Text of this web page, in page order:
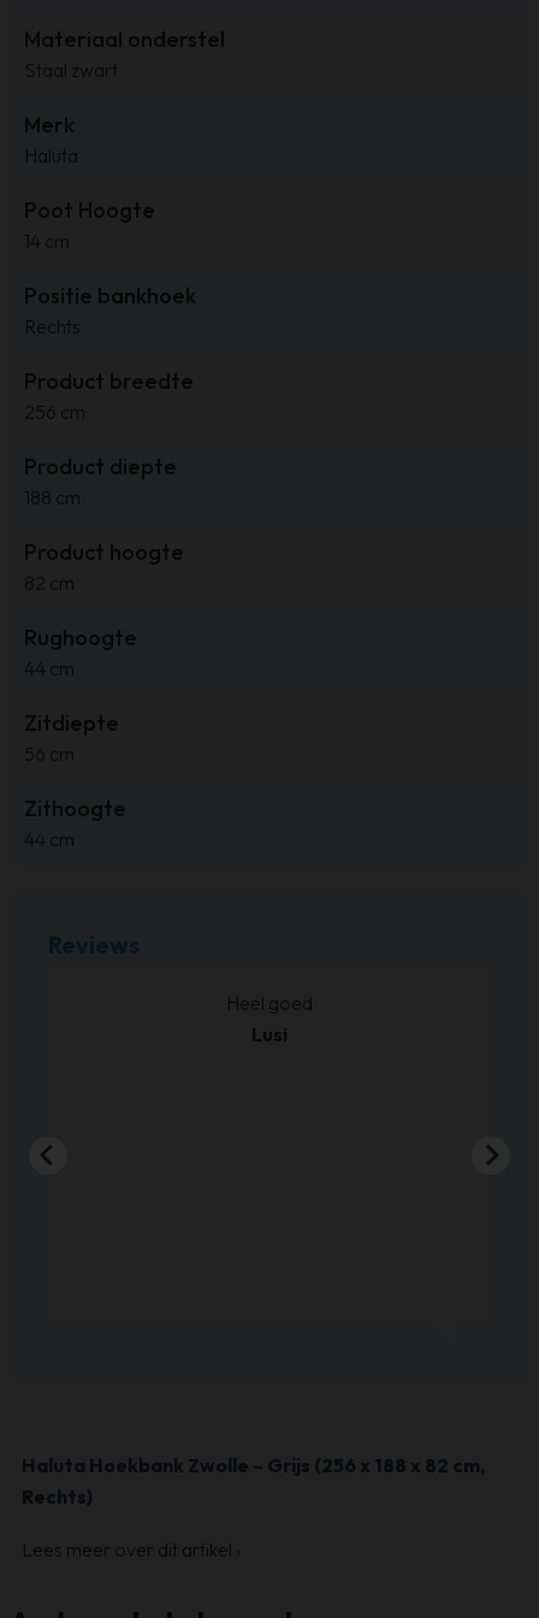
Materiaal onderstel
Staal zwart
Merk
Haluta
Poot Hoogte
14 cm
Positie bankhoek
Rechts
Product breedte
256 cm
Product diepte
188 cm
Product hoogte
82 cm
Rughoogte
44 cm
Zitdiepte
56 cm
Zithoogte
44 cm
Reviews
Heel goed
Lusi
Haluta Hoekbank Zwolle – Grijs (256 x 188 x 82 cm,
Rechts)
Lees meer over dit artikel ›